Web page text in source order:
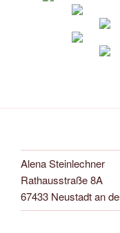
Alena Steinlechner
Rathausstraße 8A
67433 Neustadt an